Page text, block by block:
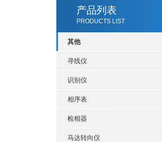
产品列表
PRODUCTS LIST
其他
寻线仪
识别仪
相序表
检相器
马达转向仪